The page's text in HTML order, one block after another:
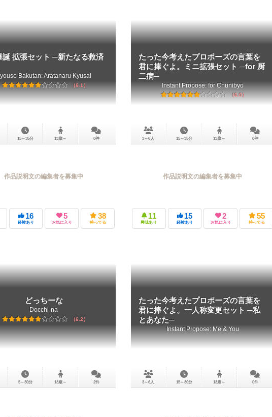
誕 拡張セット ─新たなる救済
Bakutan: Aratanaru Kyusai
6.1
15～35分 13歳～ 0件
作品説明文の編集者を募集中
16
経験あり
5
お気に入り
38
持ってる
たった今考えたプロポーズの言葉を
君に捧ぐよ。ミニ拡張セット ─for 厨
二病─
Instant Propose: for Chunibyo
6.0
3～6人 15～35分 13歳～ 0件
作品説明文の編集者を募集中
11
興味あり
15
経験あり
2
お気に入り
55
持ってる
どっちーな
Docchi-na
6.2
5～30分 13歳～ 2件
たった今考えたプロポーズの言葉を
君に捧ぐよ。一人称変更セット ─私
とあなた─
Instant Propose: Me & You
3～6人 15～30分 13歳～ 0件